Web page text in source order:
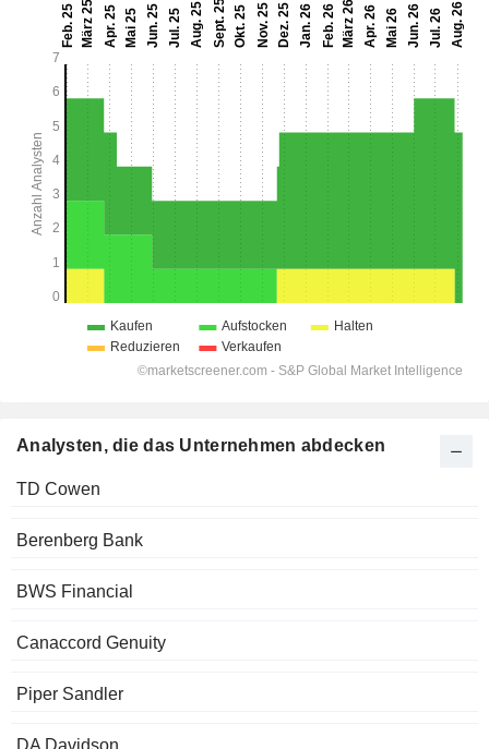
Analysten, die das Unternehmen abdecken
TD Cowen
Berenberg Bank
BWS Financial
Canaccord Genuity
Piper Sandler